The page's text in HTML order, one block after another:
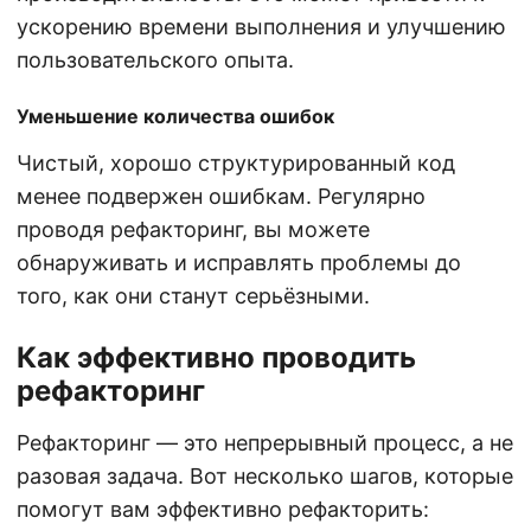
ускорению времени выполнения и улучшению
пользовательского опыта.
Уменьшение количества ошибок
Чистый, хорошо структурированный код
менее подвержен ошибкам. Регулярно
проводя рефакторинг, вы можете
обнаруживать и исправлять проблемы до
того, как они станут серьёзными.
Как эффективно проводить
рефакторинг
Рефакторинг — это непрерывный процесс, а не
разовая задача. Вот несколько шагов, которые
помогут вам эффективно рефакторить: